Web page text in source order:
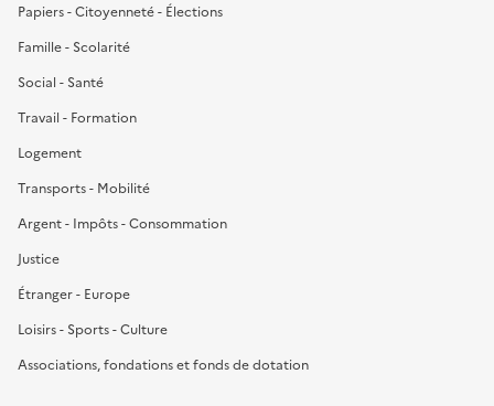
Papiers - Citoyenneté - Élections
Famille - Scolarité
Social - Santé
Travail - Formation
Logement
Transports - Mobilité
Argent - Impôts - Consommation
Justice
Étranger - Europe
Loisirs - Sports - Culture
Associations, fondations et fonds de dotation